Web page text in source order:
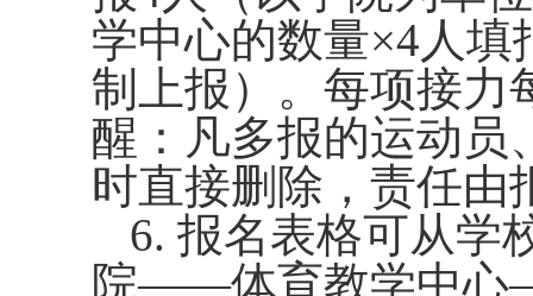
学中心的数量×4人填
制上报）。每项接力
醒：凡多报的运动员
时直接删除，责任由
6. 报名表格可从
院——体育教学中心